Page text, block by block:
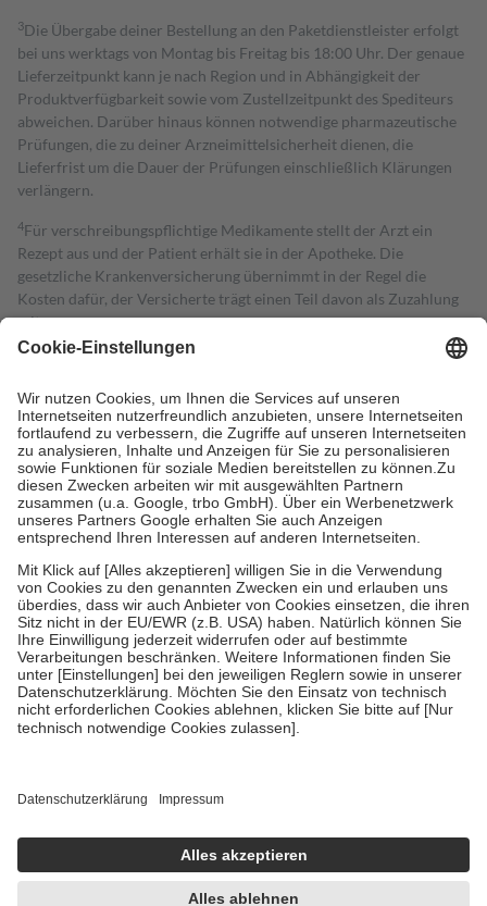
3Die Übergabe deiner Bestellung an den Paketdienstleister erfolgt
bei uns werktags von Montag bis Freitag bis 18:00 Uhr. Der genaue
Lieferzeitpunkt kann je nach Region und in Abhängigkeit der
Produktverfügbarkeit sowie vom Zustellzeitpunkt des Spediteurs
abweichen. Darüber hinaus können notwendige pharmazeutische
Prüfungen, die zu deiner Arzneimittelsicherheit dienen, die
Lieferfrist um die Dauer der Prüfungen einschließlich Klärungen
verlängern.
4Für verschreibungspflichtige Medikamente stellt der Arzt ein
Rezept aus und der Patient erhält sie in der Apotheke. Die
gesetzliche Krankenversicherung übernimmt in der Regel die
Kosten dafür, der Versicherte trägt einen Teil davon als Zuzahlung
mit.
Grundsätzlich leisten Mitglieder Zuzahlungen in Höhe von zehn
höchstens zehn Euro.
Es sind jedoch nie mehr als die tatsächlichen
Kosten der Leistung zu entrichten.
Diese Regeln gelten grundsätzlich auch für Online-Apotheken.
Bei Heilmitteln und häuslicher Krankenpflege beträgt die
Zuzahlung zehn Prozent der Kosten sowie zehn Euro je
Verordnung.
Um das Engagement der Versicherten für ihre eigene Gesundheit zu
stärken und die besondere Stellung der Familie zu unterstützen,
fallenkeine Zuzahlungenan bei:
• Kindern und Jugendlichen bis zum vollendeten 18. Lebensjahr
mit Ausnahme der Fahrkosten
• Untersuchungen zur Vorsorge und Früherkennung, die von der
GKV getragen werden
• empfohlenen Schutzimpfungen
• Harn- und Blutteststreifen
getroffen, um sicherzustellen, dass es sich um echte Bewertungen
https://help.etrusted.com/hc/de/articles/4419944605341
Einige Bilder und Inhalte wurden unter Zuhilfenahme künstlicher